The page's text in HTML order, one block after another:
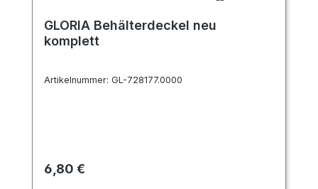
GLORIA Behälterdeckel neu
komplett
Artikelnummer: GL-728177.0000
Regulärer Preis:
6,80 €